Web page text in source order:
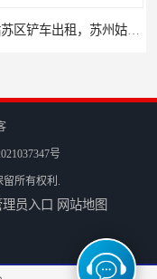
太仓升降机出租，太仓升降平台出租
号
留所有权利.
理员入口 网站地图